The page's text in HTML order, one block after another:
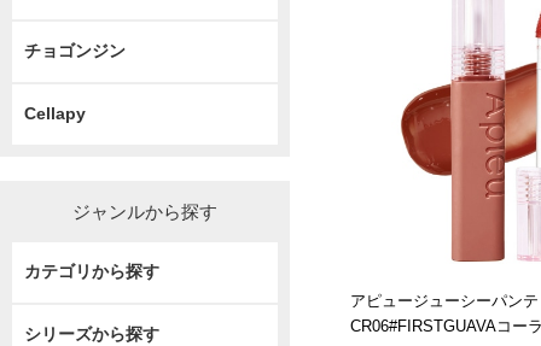
チョゴンジン
Cellapy
ジャンルから探す
カテゴリから探す
シリーズから探す
アピュージューシーパン
CR06#FIRSTGUAVAコー